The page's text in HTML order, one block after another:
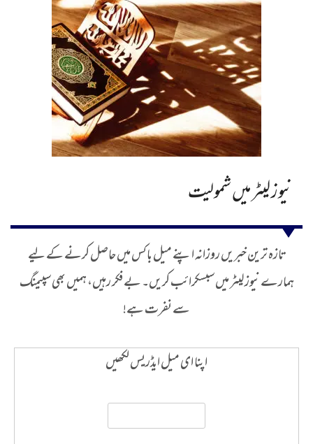
نیوز لیٹر میں شمولیت
تازہ ترین خبریں روزانہ اپنے میل باکس میں حاصل کرنے کے لیے
ہمارے نیوز لیٹر میں سبسکرائب کریں۔ بے فکر رہیں، ہمیں بھی سپیمنگ
سے نفرت ہے!
اپنا ای میل ایڈریس لکھیں